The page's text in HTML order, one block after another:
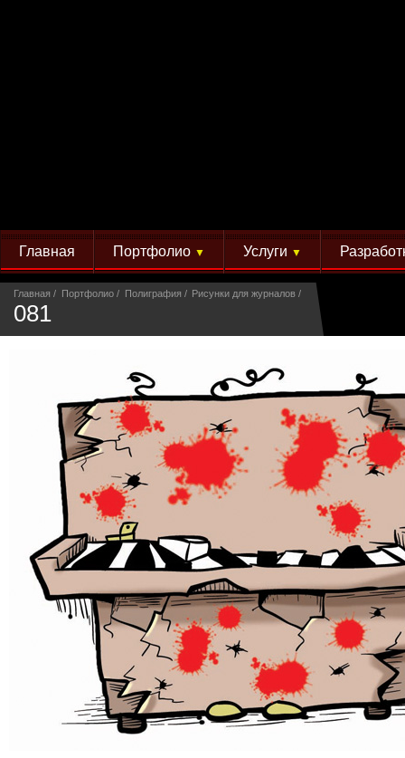
Главная Портфолио ▼ Услуги ▼
Главная Портфолио Полиграфия Рисунки для журналов
081